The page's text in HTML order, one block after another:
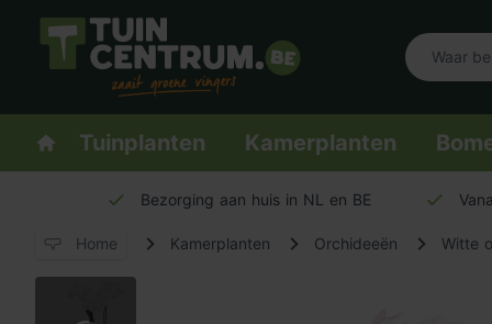
Logo Tuincentrum.be
Homepage
Tuinplanten Kamerplanten
Bezorging aan huis in NL en BE
Home Kamerplanten Orchideeën Witte